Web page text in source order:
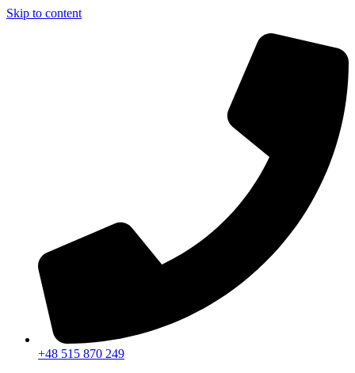
Skip to content
+48 515 870 249